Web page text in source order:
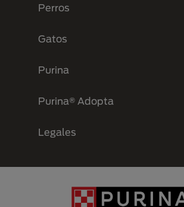
Perros
Gatos
Purina
Purina® Adopta
Legales